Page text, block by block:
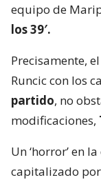
equipo de
los 39′.
Precisamente,
Runcic con los
partido, no
modificaciones,
Un ‘horror’ en
capitalizado